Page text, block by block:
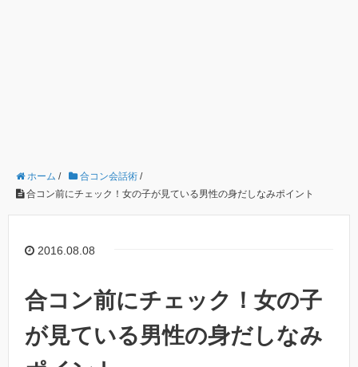
ホーム / 合コン会話術 /
合コン前にチェック！女の子が見ている男性の身だしなみポイント
2016.08.08
合コン前にチェック！女の子
が見ている男性の身だしなみ